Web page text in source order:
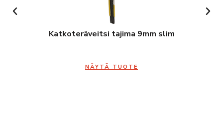
Katkoteräveitsi tajima 9mm slim
NÄYTÄ TUOTE